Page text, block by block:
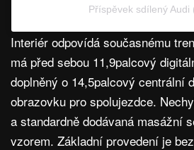
Příspěvek sdílený Audi
Interiér odpovídá současnému
má před sebou 11,9palcový
doplněný o 14,5palcový centrální
obrazovku pro spolujezdce.
a standardně dodávaná masážní
vzorem. Základní provedení je